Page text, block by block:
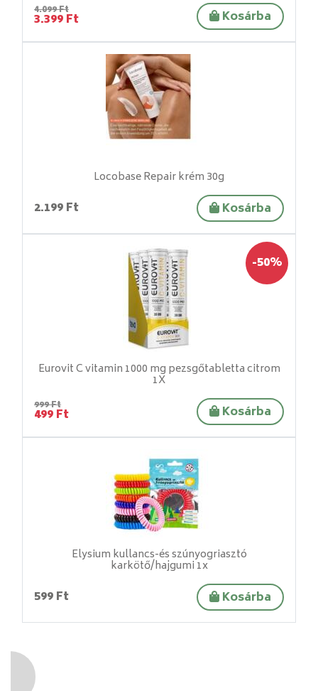
4.099 Ft
3.399 Ft Kosárba
Locobase Repair krém 30g
2.199 Ft Kosárba
-50%
Eurovit C vitamin 1000 mg pezsgőtabletta citrom
1X
999 Ft
499 Ft Kosárba
Elysium kullancs-és szúnyogriasztó
karkötő/hajgumi 1x
599 Ft Kosárba